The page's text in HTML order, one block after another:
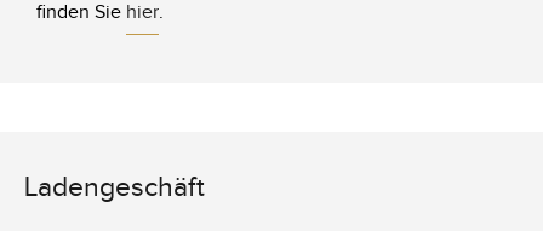
finden Sie hier.
Ladengeschäft